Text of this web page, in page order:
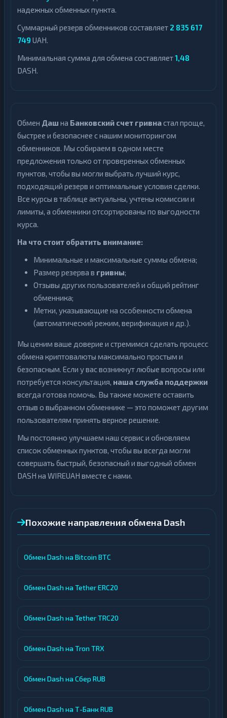
надежных обменных пункта.
Суммарный резерв обменников составляет 2 835 617
749 UAH.
Минимальная сумма для обмена составляет1,48
DASH.
Обмен Даш на Банковский счет гривнастал проще,
быстрее и безопаснее с нашим мониторингом
обменников. Мы собираем в одном месте
предложения только от проверенных обменных
пунктов, чтобы вы могли выбрать лучший курс,
подходящий резерв и оптимальные условия сделки.
Все курсы в таблице актуальны, учтены комиссии и
лимиты, а обменники отсортированы по выгодности
курса.
На что стоит обратить внимание:
Минимальные и максимальные суммы обмена;
Размер резерва в гривны;
Отзывы других пользователей и общий рейтинг
обменника;
Метки, указывающие на особенности обмена
(автоматический режим, верификация и др.).
Мы ценим ваше доверие и стремимся сделать процесс
обмена криптовалюты максимально простым и
безопасным. Если у вас возникнут любые вопросы или
потребуется консультация, наша служба поддержки
всегда готова помочь. Вы также можете оставить
отзыв о выбранном обменнике — это поможет другим
пользователям принять верное решение.
Мы постоянно улучшаем наш сервис и обновляем
список обменных пунктов, чтобы вы всегда могли
совершать быстрый, безопасный и выгодный обмен
DASH на WIREUAH вместе с нами.
Похожие направления обмена Dash
Обмен Dash на Bitcoin BTC
Обмен Dash на Tether ERC20
Обмен Dash на Tether TRC20
Обмен Dash на Tron TRX
Обмен Dash на Сбер RUB
Обмен Dash на Т-Банк RUB